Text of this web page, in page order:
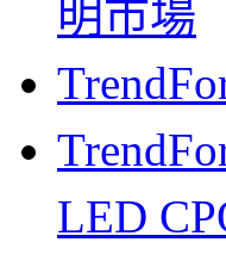
明市場
LED